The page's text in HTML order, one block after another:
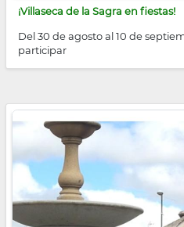
¡Villaseca de la Sagra en fiestas!
Del 30 de agosto al 10 de
participar